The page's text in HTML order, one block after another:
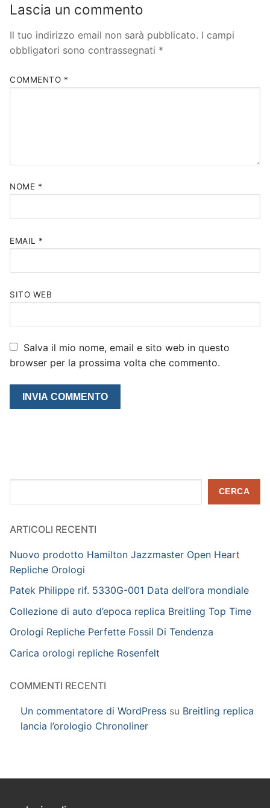
Lascia un commento
Il tuo indirizzo email non sarà pubblicato. I campi
obbligatori sono contrassegnati *
COMMENTO *
NOME *
EMAIL *
SITO WEB
Salva il mio nome, email e sito web in questo
browser per la prossima volta che commento.
CERCA
ARTICOLI RECENTI
Nuovo prodotto Hamilton Jazzmaster Open Heart
Repliche Orologi
Patek Philippe rif. 5330G-001 Data dell’ora mondiale
Collezione di auto d’epoca replica Breitling Top Time
Orologi Repliche Perfette Fossil Di Tendenza
Carica orologi repliche Rosenfelt
COMMENTI RECENTI
Un commentatore di WordPress su Breitling replica
lancia l’orologio Chronoliner